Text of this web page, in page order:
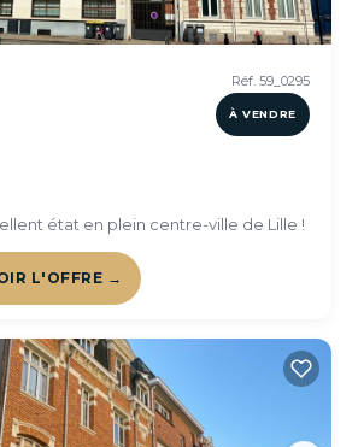
Réf. 59_0295
À VENDRE
état en plein centre-ville de Lille !
L'OFFRE →